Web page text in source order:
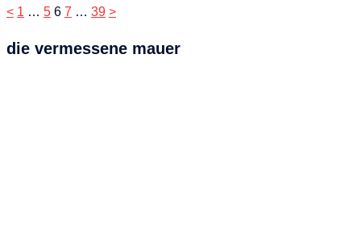
Seitennummerierung
Beiträge
< 1 … 5 6 7 … 39 >
die vermessene mauer